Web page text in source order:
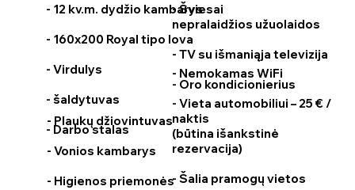
- 12 kv.m. dydžio kambarys
- 160x200 Royal tipo lova
- Virdulys
- šaldytuvas
- Darbo stalas
- Plaukų džiovintuvas
- Vonios kambarys
- Higienos priemonės
- Šviesai
nepralaidžios užuolaidos
- TV su išmaniąja televizija
- Oro kondicionierius
- Nemokamas WiFi
- Vieta automobiliui – 25 € /
naktis
(būtina išankstinė
rezervacija)
- Šalia pramogų vietos